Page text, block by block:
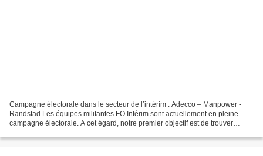
Campagne électorale dans le secteur de l’intérim : Adecco – Manpower -
Randstad Les équipes militantes FO Intérim sont actuellement en pleine
campagne électorale. A cet égard, notre premier objectif est de trouver